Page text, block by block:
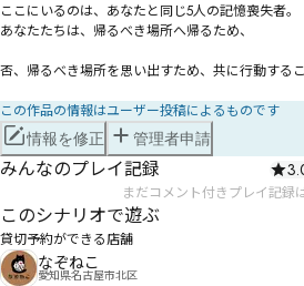
ここにいるのは、あなたと同じ5人の記憶喪失者。
あなたたちは、帰るべき場所へ帰るため、
否、帰るべき場所を思い出すため、共に行動するこ
この作品の情報はユーザー投稿によるものです
情報を修正 管理者申請
みんなのプレイ記録
まだコメント付きプレイ記録
このシナリオで遊ぶ
貸切予約ができる店舗
なぞねこ
愛知県名古屋市北区